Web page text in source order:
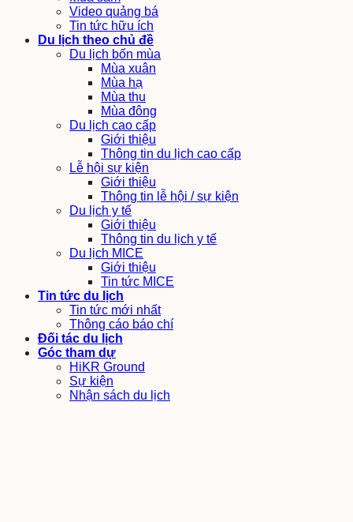
Video quảng bá
Tin tức hữu ích
Du lịch theo chủ đề
Du lịch bốn mùa
Mùa xuân
Mùa hạ
Mùa thu
Mùa đông
Du lịch cao cấp
Giới thiệu
Thông tin du lịch cao cấp
Lễ hội sự kiện
Giới thiệu
Thông tin lễ hội / sự kiện
Du lịch y tế
Giới thiệu
Thông tin du lịch y tế
Du lịch MICE
Giới thiệu
Tin tức MICE
Tin tức du lịch
Tin tức mới nhất
Thông cáo báo chí
Đối tác du lịch
Góc tham dự
HiKR Ground
Sự kiện
Nhận sách du lịch